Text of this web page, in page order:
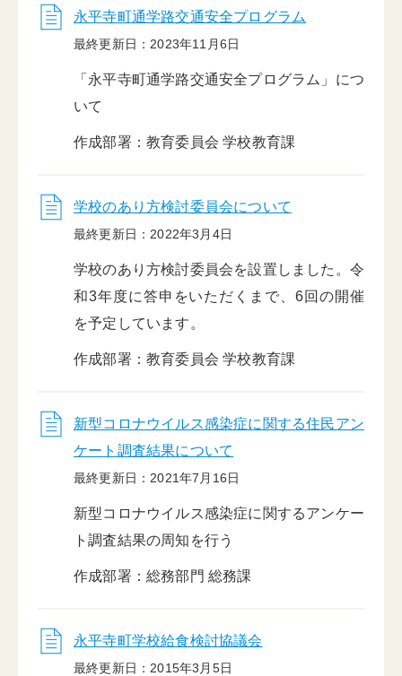
永平寺町通学路交通安全プログラム
最終更新日：2023年11月6日
「永平寺町通学路交通安全プログラム」につ
いて
作成部署：教育委員会 学校教育課
学校のあり方検討委員会について
最終更新日：2022年3月4日
学校のあり方検討委員会を設置しました。令
和3年度に答申をいただくまで、6回の開催
を予定しています。
作成部署：教育委員会 学校教育課
新型コロナウイルス感染症に関する住民アン
ケート調査結果について
最終更新日：2021年7月16日
新型コロナウイルス感染症に関するアンケー
ト調査結果の周知を行う
作成部署：総務部門 総務課
永平寺町学校給食検討協議会
最終更新日：2015年3月5日